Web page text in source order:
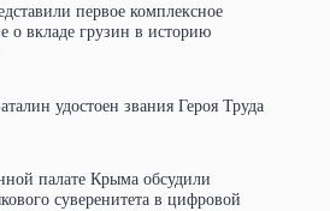
первое комплексное
о вкладе грузин в историю
удостоен звания Героя Труда
палате Крыма обсудили
суверенитета в цифровой